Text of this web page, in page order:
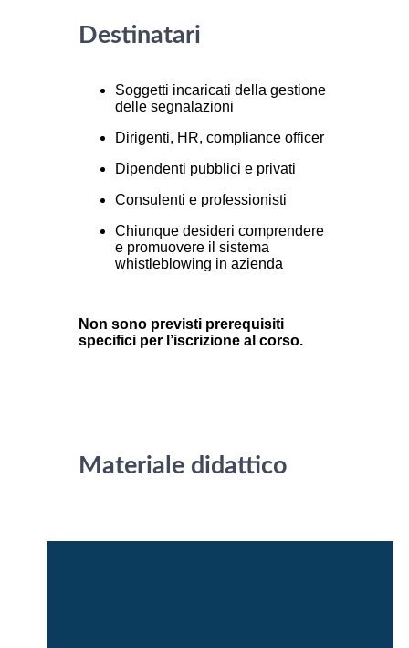
Destinatari
Soggetti incaricati della gestione
delle segnalazioni
Dirigenti, HR, compliance officer
Dipendenti pubblici e privati
Consulenti e professionisti
Chiunque desideri comprendere
e promuovere il sistema
whistleblowing in azienda
Non sono previsti prerequisiti
specifici per l’iscrizione al corso.
Materiale didattico